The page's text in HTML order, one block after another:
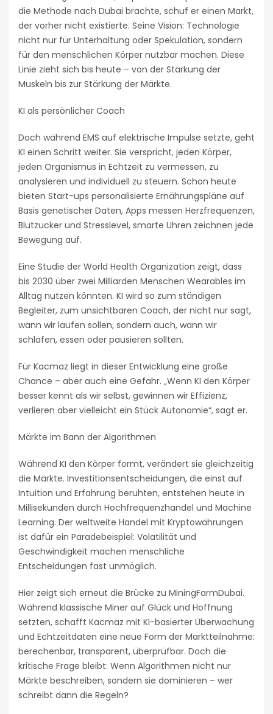
die Methode nach Dubai brachte, schuf er einen Markt,
der vorher nicht existierte. Seine Vision: Technologie
nicht nur für Unterhaltung oder Spekulation, sondern
für den menschlichen Körper nutzbar machen. Diese
Linie zieht sich bis heute – von der Stärkung der
Muskeln bis zur Stärkung der Märkte.
KI als persönlicher Coach
Doch während EMS auf elektrische Impulse setzte, geht
KI einen Schritt weiter. Sie verspricht, jeden Körper,
jeden Organismus in Echtzeit zu vermessen, zu
analysieren und individuell zu steuern. Schon heute
bieten Start-ups personalisierte Ernährungspläne auf
Basis genetischer Daten, Apps messen Herzfrequenzen,
Blutzucker und Stresslevel, smarte Uhren zeichnen jede
Bewegung auf.
Eine Studie der World Health Organization zeigt, dass
bis 2030 über zwei Milliarden Menschen Wearables im
Alltag nutzen könnten. KI wird so zum ständigen
Begleiter, zum unsichtbaren Coach, der nicht nur sagt,
wann wir laufen sollen, sondern auch, wann wir
schlafen, essen oder pausieren sollten.
Für Kacmaz liegt in dieser Entwicklung eine große
Chance – aber auch eine Gefahr. „Wenn KI den Körper
besser kennt als wir selbst, gewinnen wir Effizienz,
verlieren aber vielleicht ein Stück Autonomie“, sagt er.
Märkte im Bann der Algorithmen
Während KI den Körper formt, verändert sie gleichzeitig
die Märkte. Investitionsentscheidungen, die einst auf
Intuition und Erfahrung beruhten, entstehen heute in
Millisekunden durch Hochfrequenzhandel und Machine
Learning. Der weltweite Handel mit Kryptowährungen
ist dafür ein Paradebeispiel: Volatilität und
Geschwindigkeit machen menschliche
Entscheidungen fast unmöglich.
Hier zeigt sich erneut die Brücke zu MiningFarmDubai.
Während klassische Miner auf Glück und Hoffnung
setzten, schafft Kacmaz mit KI-basierter Überwachung
und Echtzeitdaten eine neue Form der Marktteilnahme:
berechenbar, transparent, überprüfbar. Doch die
kritische Frage bleibt: Wenn Algorithmen nicht nur
Märkte beschreiben, sondern sie dominieren – wer
schreibt dann die Regeln?